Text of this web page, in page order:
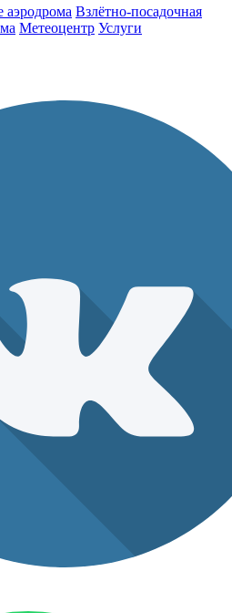
аэродрома Взлётно-посадочная
Метеоцентр Услуги